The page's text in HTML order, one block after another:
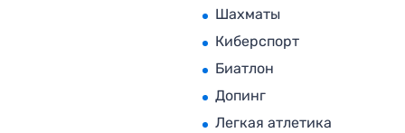
Шахматы
Киберспорт
Биатлон
Допинг
Легкая атлетика